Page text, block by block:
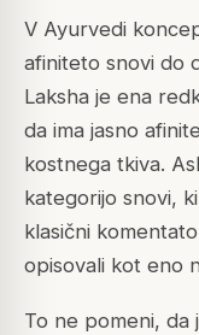
V Ayurvedi
afiniteto snovi do
Laksha je ena
da ima jasno
kostnega tkiva.
kategorijo snovi,
klasični
opisovali kot eno
To ne pomeni, da